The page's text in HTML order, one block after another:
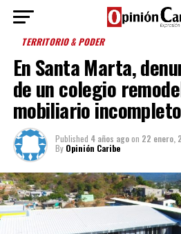
TERRITORIO & PODER
En Santa Marta,
de un colegio
mobiliario incompleto
Published 4 años agoon 22 enero,
By Opinión Caribe